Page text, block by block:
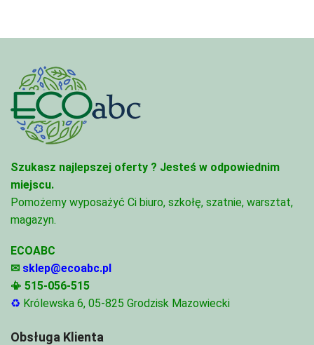
Szukasz najlepszej oferty ? Jesteś w odpowiednim
miejscu.
Pomożemy wyposażyć Ci biuro, szkołę, szatnie, warsztat,
magazyn.
ECOABC
✉ sklep@ecoabc.pl
📳 515-056-515
♻ Królewska 6, 05-825 Grodzisk Mazowiecki
Obsługa Klienta